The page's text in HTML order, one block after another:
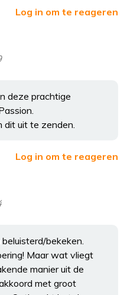
Log in om te reageren
deze prachtige
dit uit te zenden.
Log in om te reageren
bekeken.
Maar wat vliegt
manier uit de
met groot